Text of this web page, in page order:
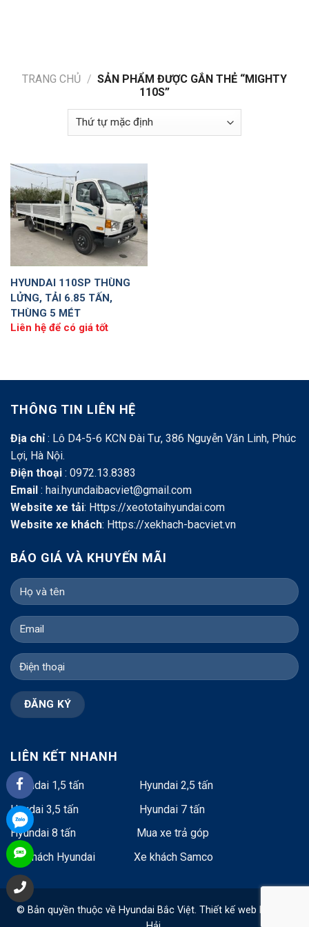
TRANG CHỦ / SẢN PHẨM ĐƯỢC GẮN THẺ “MIGHTY
110S”
HYUNDAI 110SP THÙNG
LỬNG, TẢI 6.85 TẤN,
THÙNG 5 MÉT
Liên hệ để có giá tốt
THÔNG TIN LIÊN HỆ
Địa chỉ: Lô D4-5-6 KCN Đài Tư, 386 Nguyễn Văn Linh, Phúc
Lợi, Hà Nội.
Điện thoại : 0972.13.8383
Email : hai.hyundaibacviet@gmail.com
Website xe tải: Https://xeototaihyundai.com
Website xe khách: Https://xekhach-bacviet.vn
BÁO GIÁ VÀ KHUYẾN MÃI
LIÊN KẾT NHANH
Hyundai 1,5 tấn
Hyundai 2,5 tấn
Hyudai 3,5 tấn
Hyundai 7 tấn
Hyundai 8 tấn
Mua xe trả góp
Xe khách Hyundai
Xe khách Samco
© Bản quyền thuộc về Hyundai Bắc Việt. Thiết kế web bởi Cao